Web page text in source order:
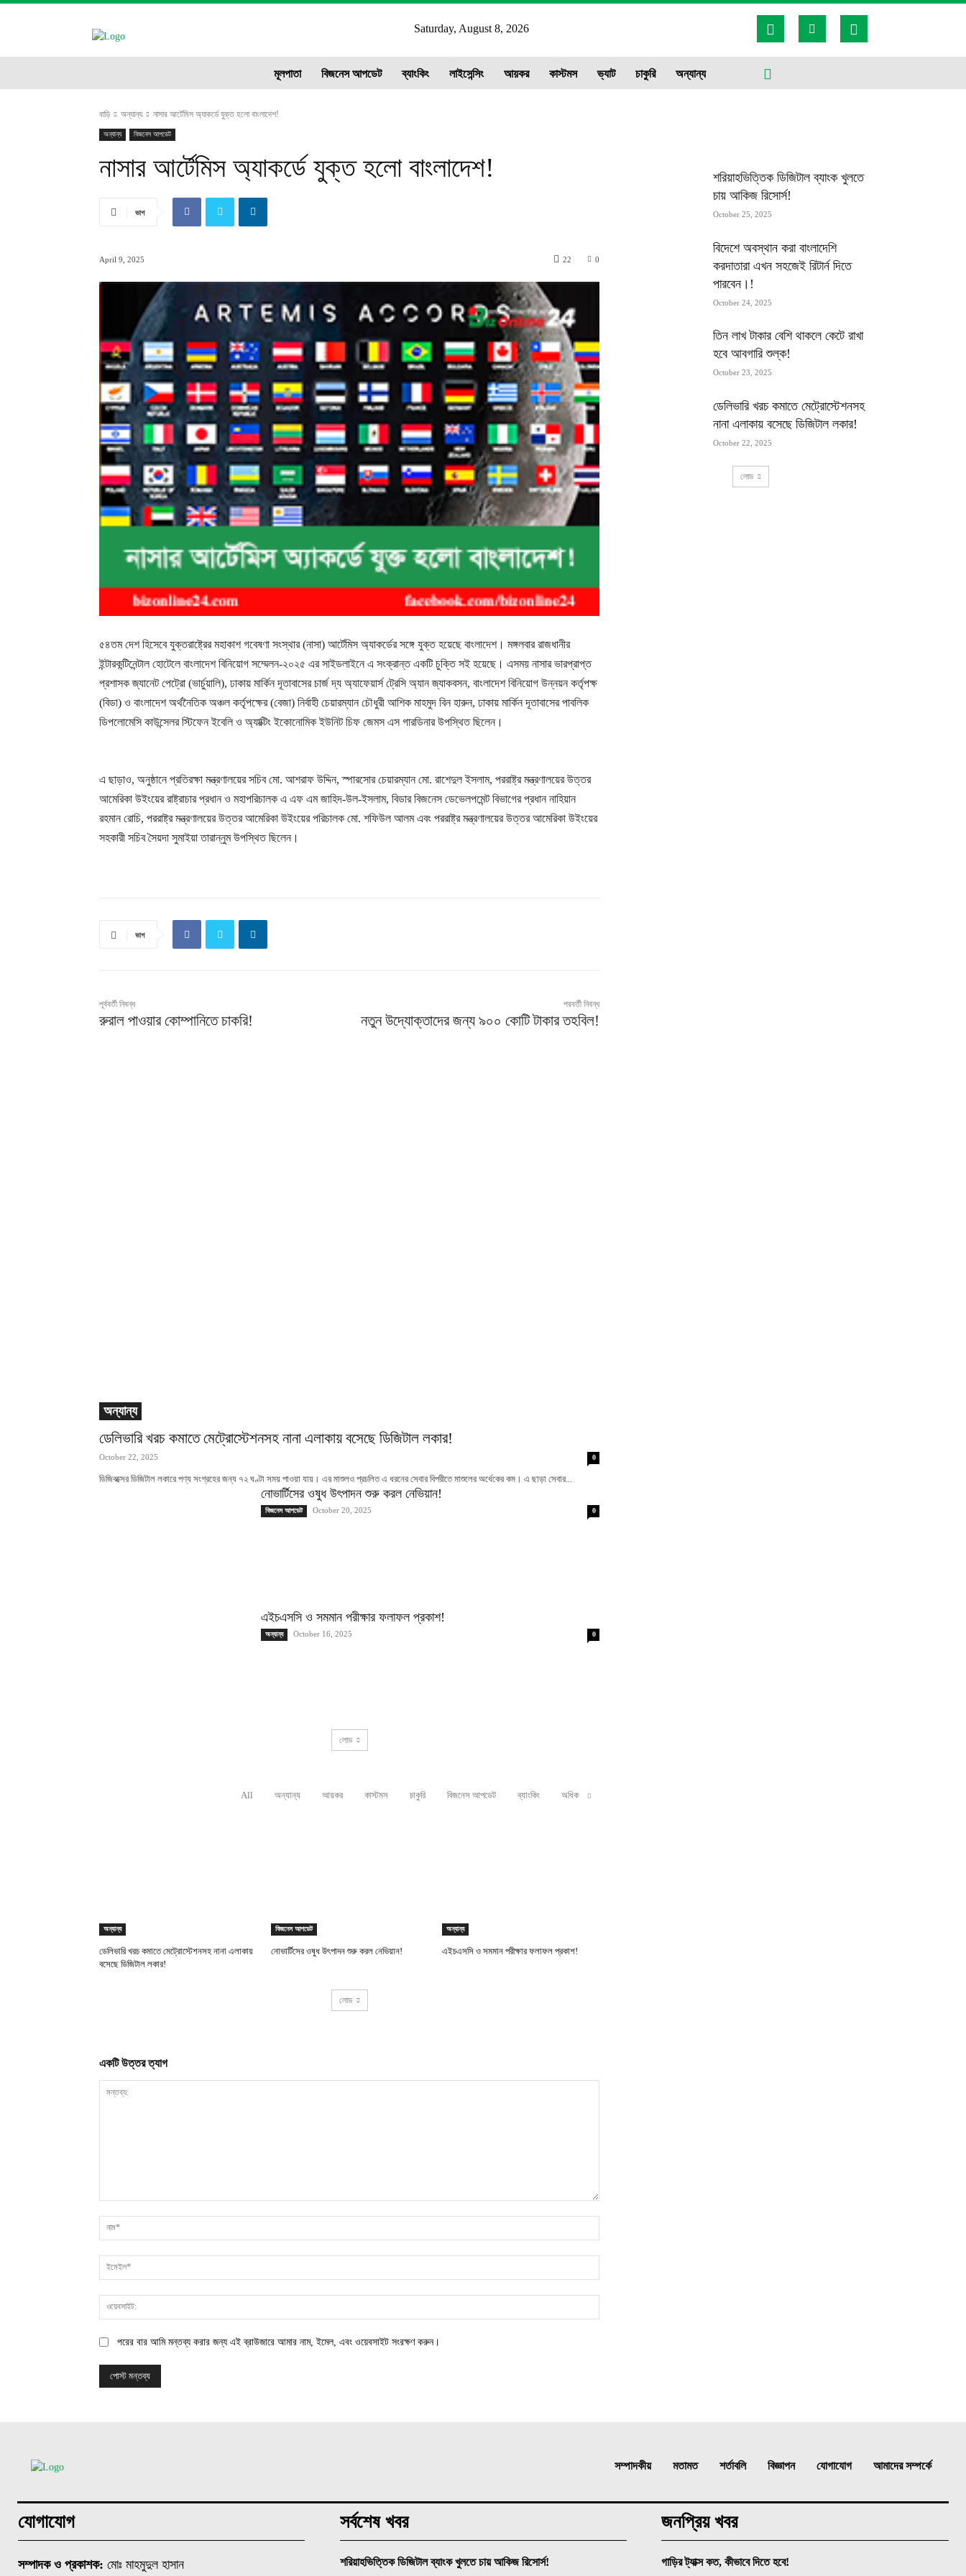
Saturday, August 8, 2026
মূলপাতা বিজনেস আপডেট ব্যাংকিং লাইসেন্সিং আয়কর কাস্টমস ভ্যাট চাকুরি অন্যান্য
বাড়ি অন্যান্য নাসার আর্টেমিস অ্যাকর্ডে যুক্ত হলো বাংলাদেশ!
অন্যান্য বিজনেস আপডেট
নাসার আর্টেমিস অ্যাকর্ডে যুক্ত হলো বাংলাদেশ!
ভাগ
April 9, 2025 0
22
৫৪তম দেশ হিসেবে যুক্তরাষ্ট্রের মহাকাশ গবেষণা সংস্থার (নাসা) আর্টেমিস অ্যাকর্ডের সঙ্গে যুক্ত হয়েছে বাংলাদেশ। মঙ্গলবার রাজধানীর
ইন্টারকন্টিনেন্টাল হোটেলে বাংলাদেশ বিনিয়োগ সম্মেলন-২০২৫ এর সাইডলাইনে এ সংক্রান্ত একটি চুক্তি সই হয়েছে। এসময় নাসার ভারপ্রাপ্ত
প্রশাসক জ্যানেট পেট্রো (ভার্চুয়ালি), ঢাকায় মার্কিন দূতাবাসের চার্জ দ্য অ্যাফেয়ার্স ট্রেসি অ্যান জ্যাকবসন, বাংলাদেশ বিনিয়োগ উন্নয়ন কর্তৃপক্ষ
(বিডা) ও বাংলাদেশ অর্থনৈতিক অঞ্চল কর্তৃপক্ষের (বেজা) নির্বাহী চেয়ারম্যান চৌধুরী আশিক মাহমুদ বিন হারুন, ঢাকায় মার্কিন দূতাবাসের পাবলিক
ডিপলোমেসি কাউন্সেলর স্টিফেন ইবেলি ও অ্যাক্টিং ইকোনোমিক ইউনিট চিফ জেমস এস গারডিনার উপস্থিত ছিলেন।
এ ছাড়াও, অনুষ্ঠানে প্রতিরক্ষা মন্ত্রণালয়ের সচিব মো. আশরাফ উদ্দিন, স্পারসোর চেয়ারম্যান মো. রাশেদুল ইসলাম, পররাষ্ট্র মন্ত্রণালয়ের উত্তর
আমেরিকা উইংয়ের রাষ্ট্রাচার প্রধান ও মহাপরিচালক এ এফ এম জাহিদ-উল-ইসলাম, বিডার বিজনেস ডেভেলপমেন্ট বিভাগের প্রধান নাহিয়ান
রহমান রোচি, পররাষ্ট্র মন্ত্রণালয়ের উত্তর আমেরিকা উইংয়ের পরিচালক মো. শফিউল আলম এবং পররাষ্ট্র মন্ত্রণালয়ের উত্তর আমেরিকা উইংয়ের
সহকারী সচিব সৈয়দা সুমাইয়া তারান্নুম উপস্থিত ছিলেন।
ভাগ
পূর্ববর্তী নিবন্ধ
রুরাল পাওয়ার কোম্পানিতে চাকরি!
পরবর্তী নিবন্ধ
নতুন উদ্যোক্তাদের জন্য ৯০০ কোটি টাকার তহবিল!
অন্যান্য
ডেলিভারি খরচ কমাতে মেট্রোস্টেশনসহ নানা এলাকায় বসেছে ডিজিটাল লকার!
October 22, 2025 0
ডিজিবক্সের ডিজিটাল লকারে পণ্য সংগ্রহের জন্য ৭২ ঘণ্টা সময় পাওয়া যায়। এর মাশুলও প্রচলিত এ ধরনের সেবার বিপরীতে মাশুলের অর্ধেকের কম। এ ছাড়া সেবার...
নোভার্টিসের ওষুধ উৎপাদন শুরু করল নেভিয়ান!
বিজনেস আপডেট October 20, 2025 0
এইচএসসি ও সমমান পরীক্ষার ফলাফল প্রকাশ!
অন্যান্য October 16, 2025 0
লোড
All অন্যান্য আয়কর কাস্টমস চাকুরি বিজনেস আপডেট ব্যাংকিং অধিক
অন্যান্য
ডেলিভারি খরচ কমাতে মেট্রোস্টেশনসহ নানা এলাকায়
বসেছে ডিজিটাল লকার!
বিজনেস আপডেট
নোভার্টিসের ওষুধ উৎপাদন শুরু করল নেভিয়ান!
অন্যান্য
এইচএসসি ও সমমান পরীক্ষার ফলাফল প্রকাশ!
লোড
একটি উত্তর ত্যাগ
পরের বার আমি মন্তব্য করার জন্য এই ব্রাউজারে আমার নাম, ইমেল, এবং ওয়েবসাইট সংরক্ষণ করুন।
শরিয়াহভিত্তিক ডিজিটাল ব্যাংক খুলতে
চায় আকিজ রিসোর্স!
October 25, 2025
বিদেশে অবস্থান করা বাংলাদেশি
করদাতারা এখন সহজেই রিটার্ন দিতে
পারবেন।!
October 24, 2025
তিন লাখ টাকার বেশি থাকলে কেটে রাখা
হবে আবগারি শুল্ক!
October 23, 2025
ডেলিভারি খরচ কমাতে মেট্রোস্টেশনসহ
নানা এলাকায় বসেছে ডিজিটাল লকার!
October 22, 2025
লোড
সম্পাদকীয় মতামত শর্তাবলি বিজ্ঞাপন যোগাযোগ আমাদের সম্পর্কে
যোগাযোগ
সম্পাদক ও প্রকাশক: মোঃ মাহমুদুল হাসান
সর্বশেষ খবর
শরিয়াহভিত্তিক ডিজিটাল ব্যাংক খুলতে চায় আকিজ রিসোর্স!
জনপ্রিয় খবর
গাড়ির ট্যাক্স কত, কীভাবে দিতে হবে!